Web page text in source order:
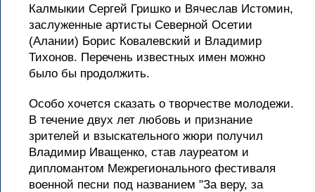
Калмыкии Сергей Гришко и Вячеслав Истомин,
заслуженные артисты Северной Осетии
(Алании) Борис Ковалевский и Владимир
Тихонов. Перечень известных имен можно
было бы продолжить.
Особо хочется сказать о творчестве молодежи.
В течение двух лет любовь и признание
зрителей и взыскательного жюри получил
Владимир Иващенко, став лауреатом и
дипломантом Межрегионального фестиваля
военной песни под названием "За веру, за